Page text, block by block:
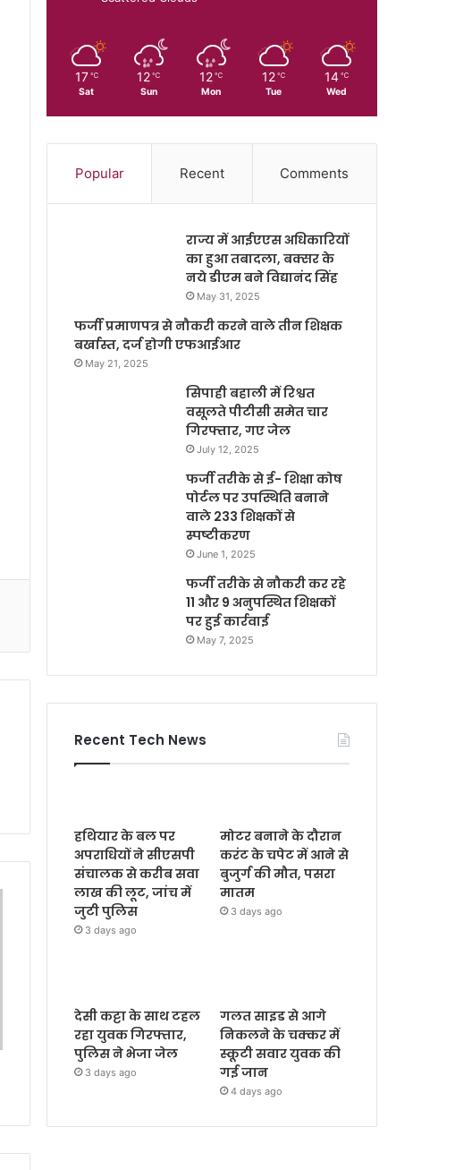
17 ℃
Sat
12 ℃
Sun
12 ℃
Mon
12 ℃
Tue
14 ℃
Wed
Popular Recent Comments
राज्य में आईएएस अधिकारियों
का हुआ तबादला, बक्सर के
नये डीएम बने विद्यानंद सिंह
May 31, 2025
फर्जी प्रमाणपत्र से नौकरी करने वाले तीन शिक्षक
बर्खास्त, दर्ज होगी एफआईआर
May 21, 2025
सिपाही बहाली में रिश्वत
वसूलते पीटीसी समेत चार
गिरफ्तार, गए जेल
July 12, 2025
फर्जी तरीके से ई- शिक्षा कोष
पोर्टल पर उपस्थिति बनाने
वाले 233 शिक्षकों से
स्पष्टीकरण
June 1, 2025
फर्जी तरीके से नौकरी कर रहे
11 और 9 अनुपस्थित शिक्षकों
पर हुई कार्रवाई
May 7, 2025
Recent Tech News
हथियार के बल पर
अपराधियों ने सीएसपी
संचालक से करीब सवा
लाख की लूट, जांच में
जुटी पुलिस
3 days ago
मोटर बनाने के दौरान
करंट के चपेट में आने से
बुजुर्ग की मौत, पसरा
मातम
3 days ago
देसी कट्टा के साथ टहल
रहा युवक गिरफ्तार,
पुलिस ने भेजा जेल
3 days ago
गलत साइड से आगे
निकलने के चक्कर में
स्कूटी सवार युवक की
गई जान
4 days ago